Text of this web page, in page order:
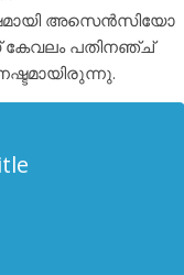
അസെൻസിയോ
പതിനഞ്ച്